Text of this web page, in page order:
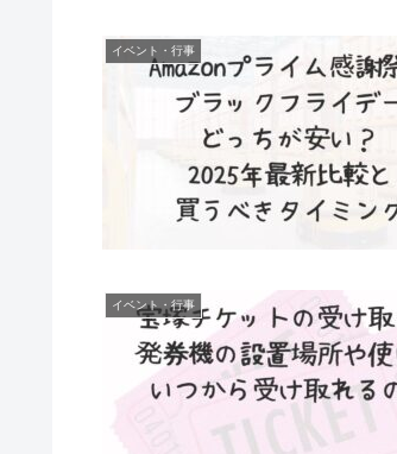
イベント・行事
イベント・行事